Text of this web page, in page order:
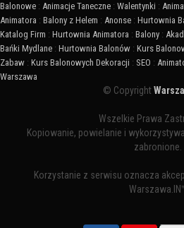
Balonowe : Animacje Taneczne : Walentynki :
Animatora : Balony z Helem : Anonse : Hurtownia
Katalog Firm : Hurtownia Animatora : Balony :
Bańki Mydlane : Hurtownia Balonów : Kurs
Zabaw : Kurs Balonowych Dekoracji : SEO :
Warszawa
© Copyright
Wszelkie Prawa
Kopiowanie, powielanie i
zabronione.
Korzystanie z serwisu oznacza